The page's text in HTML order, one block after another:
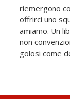
riemergono
offrirci uno
amiamo. Un
non
golosi come